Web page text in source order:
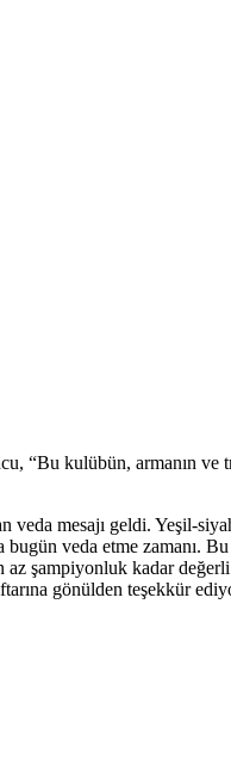
“Bu kulübün, armanın
mesajı geldi. Yeşil-
veda etme zamanı.
şampiyonluk kadar
gönülden teşekkür